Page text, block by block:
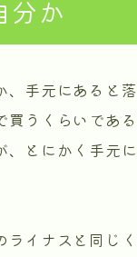
分か
手元にあると
買うくらいであ
、とにかく手元
イナスと同じ